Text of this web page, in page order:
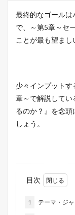
最終的なゴールは
で、～第5章～セ
ことが最も望まし
少々インプット
章～で解説して
るのか？』を念頭
しょう。
目次
1 テーマ・ジ